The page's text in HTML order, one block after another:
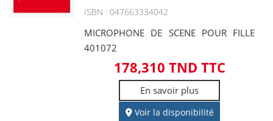
ISBN : 047663334042
MICROPHONE DE SCENE POUR FILLE
401072
178,310 TND TTC
En savoir plus
Voir la disponibilité